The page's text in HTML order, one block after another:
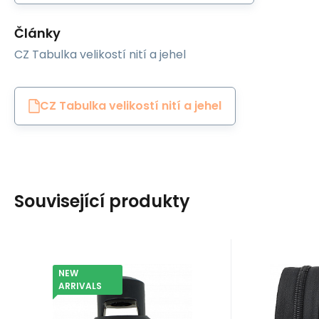
Články
CZ Tabulka velikostí nití a jehel
CZ Tabulka velikostí nití a jehel
Související produkty
NEW
ARRIVALS
Jiný
Cord stoppers 5 mm
color black pattern
022
Code: I-MBO-W50041-332
8595721052381
2.20 GBP
In stock 200
Brzdičky s dvěma dírkami 5
Black
mm
EAN:In
Zip